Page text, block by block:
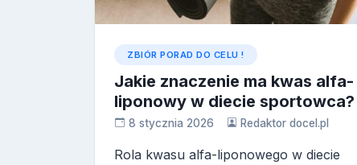
ZBIÓR PORAD DO CELU !
Jakie znaczenie ma kwas alfa-
liponowy w diecie sportowca?
8 stycznia 2026 Redaktor docel.pl
Rola kwasu alfa-liponowego w diecie